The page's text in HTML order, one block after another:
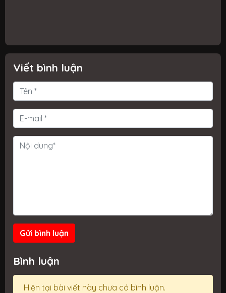
Viết bình luận
Gửi bình luận
Bình luận
Hiện tại bài viết này chưa có bình luận.